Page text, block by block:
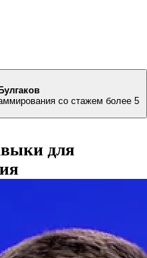
со стажем более 5
для